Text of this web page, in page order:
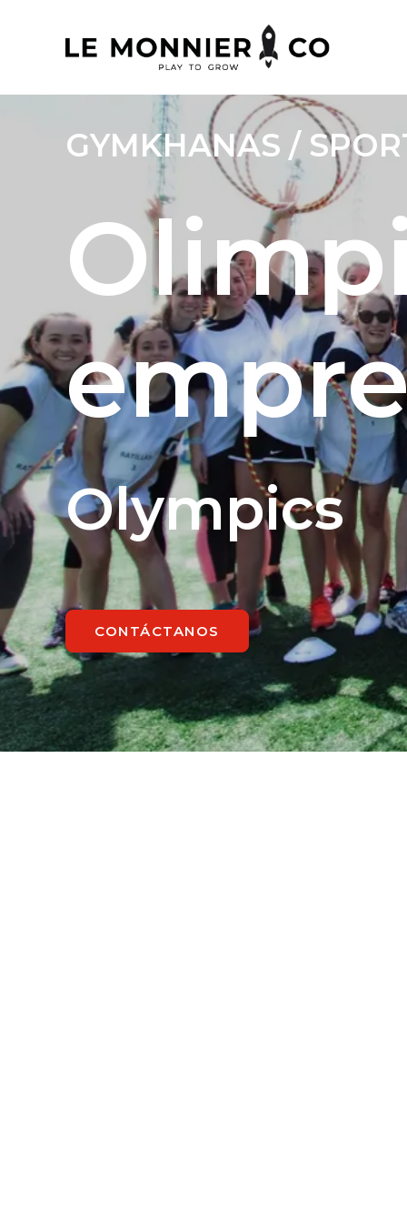
GYMKHANAS /
Olympics
CONTÁCTANOS